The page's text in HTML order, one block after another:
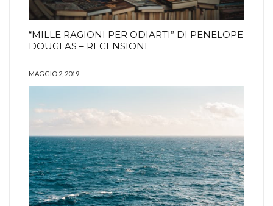
“MILLE RAGIONI PER ODIARTI” DI PENELOPE
DOUGLAS – RECENSIONE
MAGGIO 2, 2019